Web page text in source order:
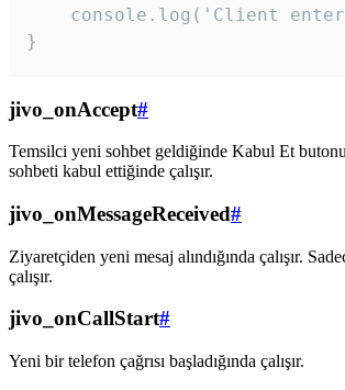
console.log('Client
}
jivo_onAccept#
Temsilci yeni sohbet geldiğinde Kabul Et
sohbeti kabul ettiğinde çalışır.
jivo_onMessageReceived#
Ziyaretçiden yeni mesaj alındığında çalışır.
çalışır.
jivo_onCallStart#
Yeni bir telefon çağrısı başladığında çalışır.